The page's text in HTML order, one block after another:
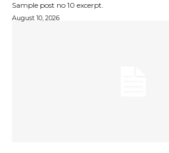
Sample post no 10 excerpt.
August 10, 2026